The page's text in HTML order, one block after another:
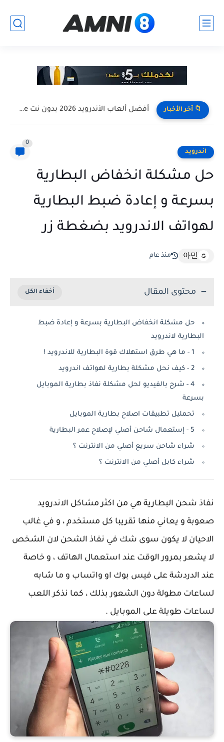
📁 آخر الأخبار افضل تجميعة كمبيوتر للالعاب بأرخص سعر ممكن ! تجميعة Pc...
اندرويد
0
حل مشكلة انخفاض البطارية
بسرعة و إعادة ضبط البطارية
لهواتف الاندرويد بضغطة زر
아민 منذ عام
محتوى المقال
حل مشكلة انخفاض البطارية بسرعة و إعادة ضبط
البطارية لاندرويد
1 - ما هي طرق استهلاك قوة البطارية للاندرويد !
2 - كيف نحل مشكلة بطارية لهواتف اندرويد
4 - شرح بالفيديو لحل مشكلة نفاذ بطارية الموبايل
بسرعة
تحمليل تطبيقات اصلاح بطارية الموبايل
5 - إستعمال شاحن أصلي لإصلاح عمر البطارية
شراء شاحن سريع أصلي من الانترنت ؟
شراء كابل أصلي من الانترنت ؟
نفاذ شحن البطارية هي من اكثر مشاكل الاندرويد
صعوبة و يعاني منها تقريبا كل مستخدم ، و في غالب
الاحيان لا يكون سوى شك في نفاذ الشحن لان الشخص
لا يشعر بمرور الوقت عند استعمال الهاتف ، و خاصة
عند الدردشة على فيس بوك او واتساب و ما شابه
لساعات مطولة دون الشعور بذلك ، كما نذكر اللعب
لساعات طويلة على الموبايل .